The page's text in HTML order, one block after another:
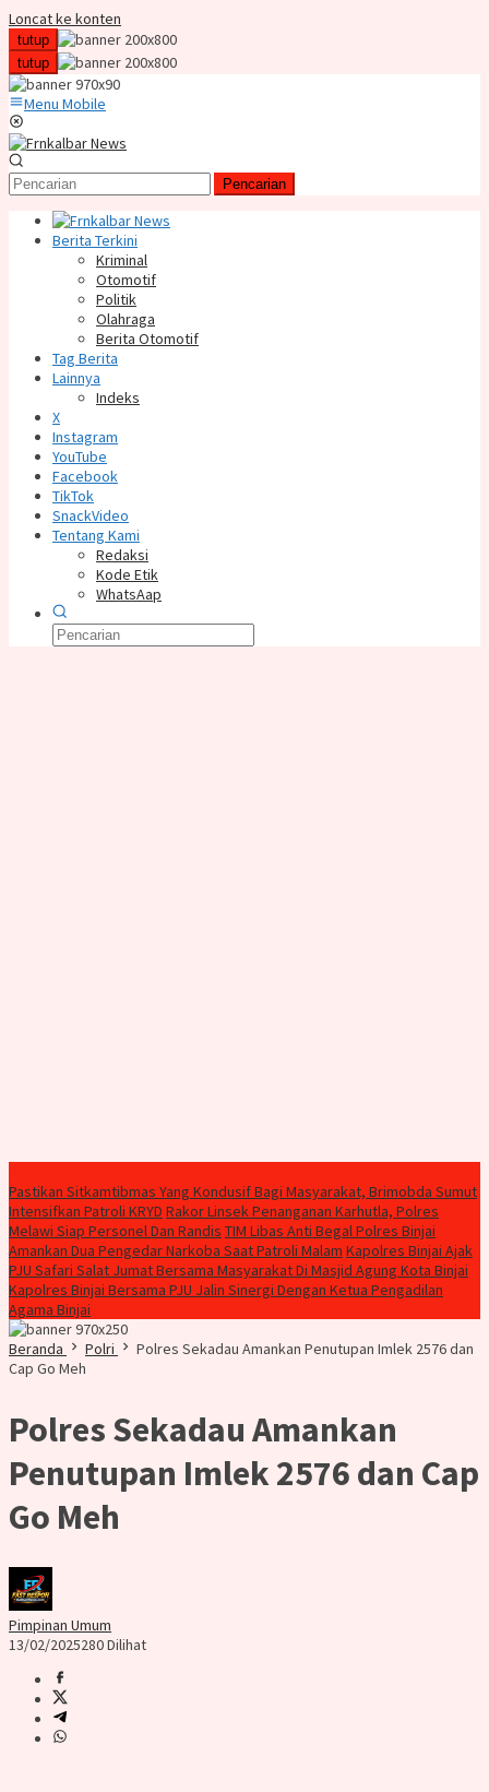
Loncat ke konten
tutup
tutup
Menu Mobile
Pencarian
Berita Terkini
Kriminal
Otomotif
Politik
Olahraga
Berita Otomotif
Tag Berita
Lainnya
Indeks
X
Instagram
YouTube
Facebook
TikTok
SnackVideo
Tentang Kami
Redaksi
Kode Etik
WhatsAap
Pastikan Sitkamtibmas Yang Kondusif Bagi Masyarakat, Brimobda Sumut
Intensifkan Patroli KRYD Rakor Linsek Penanganan Karhutla, Polres
Melawi Siap Personel Dan Randis TIM Libas Anti Begal Polres Binjai
Amankan Dua Pengedar Narkoba Saat Patroli Malam Kapolres Binjai Ajak
PJU Safari Salat Jumat Bersama Masyarakat Di Masjid Agung Kota Binjai
Kapolres Binjai Bersama PJU Jalin Sinergi Dengan Ketua Pengadilan
Agama Binjai
Beranda
Polri
Polres Sekadau Amankan Penutupan Imlek 2576 dan
Cap Go Meh
Polres Sekadau Amankan
Penutupan Imlek 2576 dan Cap
Go Meh
Pimpinan Umum
13/02/2025280 Dilihat